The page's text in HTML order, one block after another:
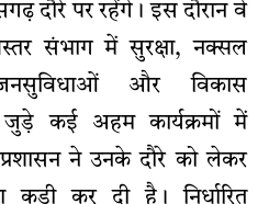
दौरे पर रहेंगे। इस दौरान वे
संभाग में सुरक्षा, नक्सल
और विकास
कई अहम कार्यक्रमों में
ने उनके दौरे को लेकर
कड़ी कर दी है। निर्धारित